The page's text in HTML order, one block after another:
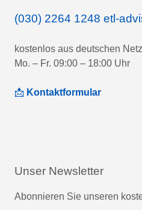
(030) 2264 1248 etl-
kostenlos aus deutschen
Mo. – Fr. 09:00 – 18:00 Uhr
📩 Kontaktformular
Unser Newsletter
Abonnieren Sie unseren